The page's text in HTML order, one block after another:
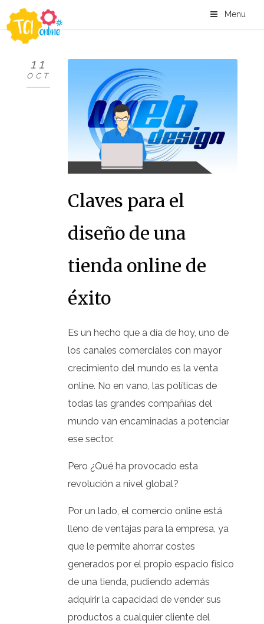
Menu
11
OCT
Claves para el
diseño de una
tienda online de
éxito
Es un hecho que a día de hoy, uno de
los canales comerciales con mayor
crecimiento del mundo es la venta
online. No en vano, las políticas de
todas las grandes compañías del
mundo van encaminadas a potenciar
ese sector.
Pero ¿Qué ha provocado esta
revolución a nivel global?
Por un lado, el comercio online está
lleno de ventajas para la empresa, ya
que le permite ahorrar costes
generados por el propio espacio físico
de una tienda, pudiendo además
adquirir la capacidad de vender sus
productos a cualquier cliente del